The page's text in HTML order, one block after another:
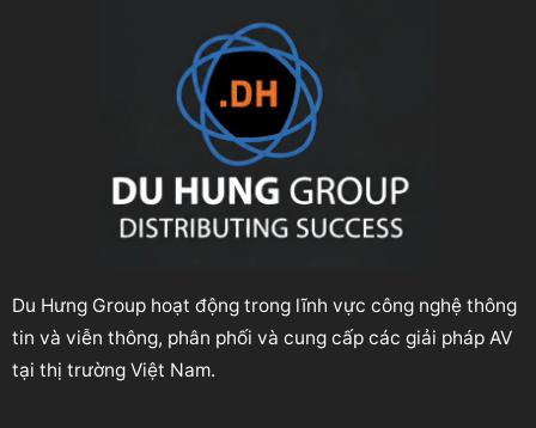
Du Hưng Group hoạt động trong lĩnh vực công nghệ thông
tin và viễn thông, phân phối và cung cấp các giải pháp AV
tại thị trường Việt Nam.